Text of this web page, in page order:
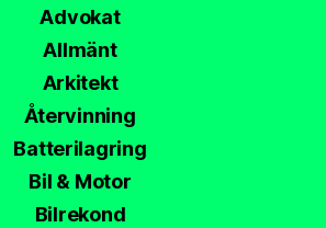
Advokat
Allmänt
Arkitekt
Återvinning
Batterilagring
Bil & Motor
Bilrekond